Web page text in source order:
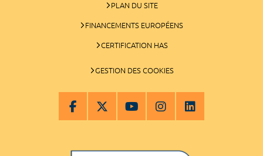
PLAN DU SITE
FINANCEMENTS EUROPÉENS
CERTIFICATION HAS
GESTION DES COOKIES